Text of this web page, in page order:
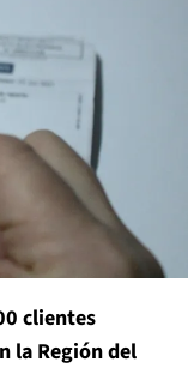
clientes
la Región del